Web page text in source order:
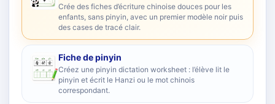
Crée des fiches d’écriture chinoise douces pour les
enfants, sans pinyin, avec un premier modèle noir puis
des cases de tracé clair.
Fiche de pinyin
Créez une pinyin dictation worksheet : l’élève lit le
pinyin et écrit le Hanzi ou le mot chinois
correspondant.